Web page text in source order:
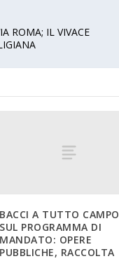
ROMA; IL VIVACE
BACCI A TUTTO CAMPO
SUL PROGRAMMA DI
MANDATO: OPERE
PUBBLICHE, RACCOLTA